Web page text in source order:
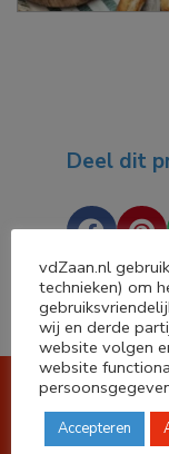
Deel dit
 
Koop je
de
vdZaan.nl
technieken) om
wij en derde
website volgen
website
Accepteren